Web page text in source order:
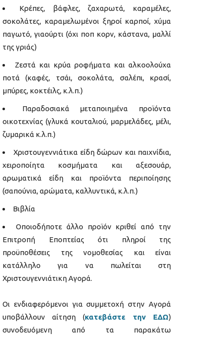
Κρέπες, βάφλες, ζαχαρωτά, καραμέλες,
σοκολάτες, καραμελωμένοι ξηροί καρποί, χύμα
παγωτό, γιαούρτι (όχι ποπ κορν, κάστανα, μαλλί
της γριάς)
Ζεστά και κρύα ροφήματα και αλκοολούχα
ποτά (καφές, τσάι, σοκολάτα, σαλέπι, κρασί,
μπύρες, κοκτέιλς, κ.λ.π.)
Παραδοσιακά μεταποιημένα προϊόντα
οικοτεχνίας (γλυκά κουταλιού, μαρμελάδες, μέλι,
ζυμαρικά κ.λ.π.)
Χριστουγεννιάτικα είδη δώρων και παιχνίδια,
χειροποίητα κοσμήματα και αξεσουάρ,
αρωματικά είδη και προϊόντα περιποίησης
(σαπούνια, αρώματα, καλλυντικά, κ.λ.π.)
Βιβλία
Οποιοδήποτε άλλο προϊόν κριθεί από την
Επιτροπή Εποπτείας ότι πληροί της
προϋποθέσεις της νομοθεσίας και είναι
κατάλληλο για να πωλείται στη
Χριστουγεννιάτικη Αγορά.
Οι ενδιαφερόμενοι για συμμετοχή στην Αγορά
υποβάλλουν αίτηση (κατεβάστε την ΕΔΩ)
συνοδευόμενη από τα παρακάτω